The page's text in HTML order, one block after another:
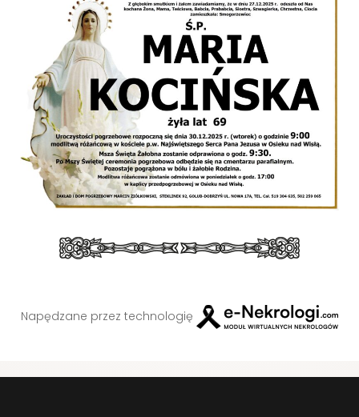
Napędzane przez technologię